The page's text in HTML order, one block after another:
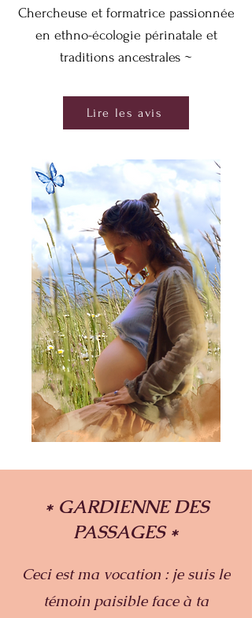
Chercheuse et formatrice passionnée
en ethno-écologie périnatale et
traditions ancestrales ~
Lire les avis
* GARDIENNE DES
PASSAGES *
Ceci est ma vocation : je suis le
témoin paisible face à ta